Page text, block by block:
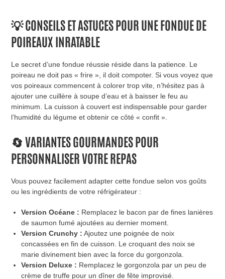
💡 CONSEILS ET ASTUCES POUR UNE FONDUE DE
POIREAUX INRATABLE
Le secret d’une fondue réussie réside dans la patience. Le
poireau ne doit pas « frire », il doit compoter. Si vous voyez que
vos poireaux commencent à colorer trop vite, n’hésitez pas à
ajouter une cuillère à soupe d’eau et à baisser le feu au
minimum. La cuisson à couvert est indispensable pour garder
l’humidité du légume et obtenir ce côté « confit ».
🔄 VARIANTES GOURMANDES POUR
PERSONNALISER VOTRE REPAS
Vous pouvez facilement adapter cette fondue selon vos goûts
ou les ingrédients de votre réfrigérateur :
Version Océane : Remplacez le bacon par de fines lanières
de saumon fumé ajoutées au dernier moment.
Version Crunchy : Ajoutez une poignée de noix
concassées en fin de cuisson. Le croquant des noix se
marie divinement bien avec la force du gorgonzola.
Version Deluxe : Remplacez le gorgonzola par un peu de
crème de truffe pour un dîner de fête improvisé.